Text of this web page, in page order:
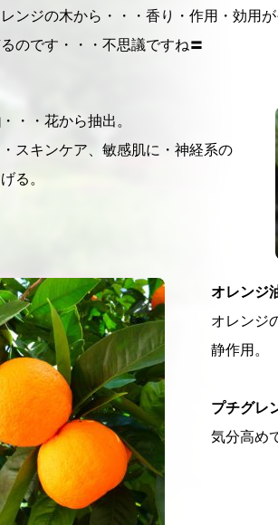
ンジの木から・・・香り・作用・効用
のです・・・不思議ですね〓
・・・花から抽出。
スキンケア、敏感肌に・神経系の
る。
オレンジ
オレンジ
静作用。
プチグレ
気分高め